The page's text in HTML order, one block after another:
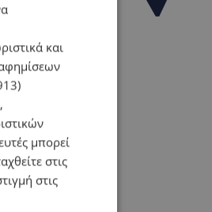
και
μπορεί
στις
στις